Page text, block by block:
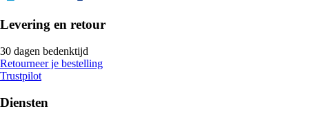
Levering en retour
30 dagen bedenktijd
Retourneer je bestelling
Trustpilot
Diensten